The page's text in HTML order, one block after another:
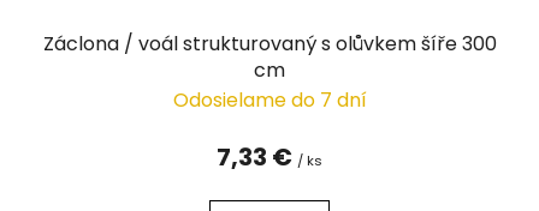
Záclona / voál strukturovaný s olůvkem šíře 300
cm
Odosielame do 7 dní
7,33 € / ks